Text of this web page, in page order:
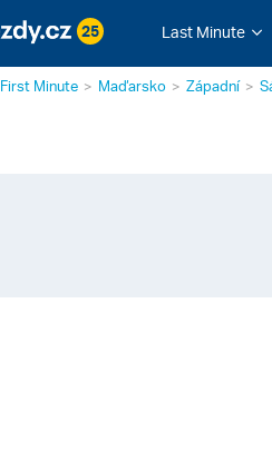
25 Last Minute
First Minute Maďarsko Západní